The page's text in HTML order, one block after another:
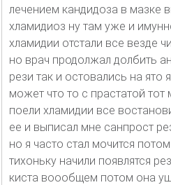
лечением кандидоза в мазке
хламидиоз ну там уже и
хламидии отстали все везде
но врач продолжал долбить
рези так и остовались на ято
может что то с прастатой тот
поели хламидии все
ее и выписал мне санпрост
но я часто стал мочится
тихоньку начили появлятся
киста воообщем потом она